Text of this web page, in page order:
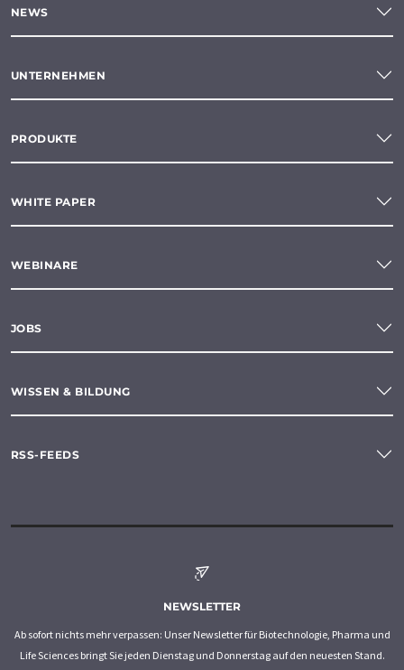
NEWS
UNTERNEHMEN
PRODUKTE
WHITE PAPER
WEBINARE
JOBS
WISSEN & BILDUNG
RSS-FEEDS
NEWSLETTER
Ab sofort nichts mehr verpassen: Unser Newsletter für Biotechnologie, Pharma und
Life Sciences bringt Sie jeden Dienstag und Donnerstag auf den neuesten Stand.